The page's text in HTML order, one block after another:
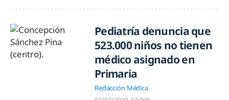
Pediatría denuncia que
523.000 niños no tienen
médico asignado en
Primaria
Redacción Médica